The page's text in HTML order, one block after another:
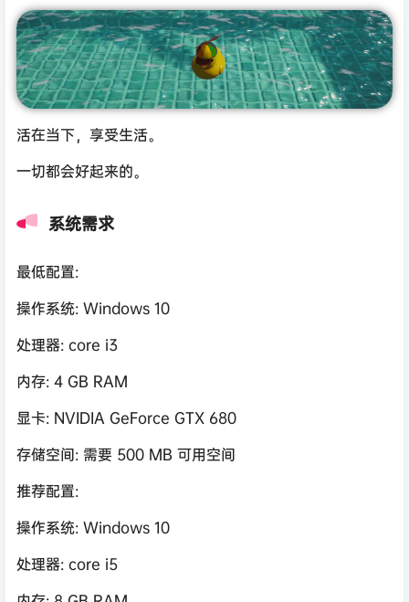
活在当下，享受生活。
一切都会好起来的。
系统需求
最低配置:
操作系统: Windows 10
处理器: core i3
内存: 4 GB RAM
显卡: NVIDIA GeForce GTX 680
存储空间: 需要 500 MB 可用空间
推荐配置:
操作系统: Windows 10
处理器: core i5